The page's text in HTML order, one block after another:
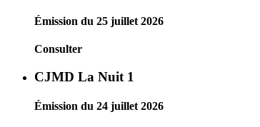
Émission du 25 juillet 2026
Consulter
CJMD La Nuit 1
Émission du 24 juillet 2026